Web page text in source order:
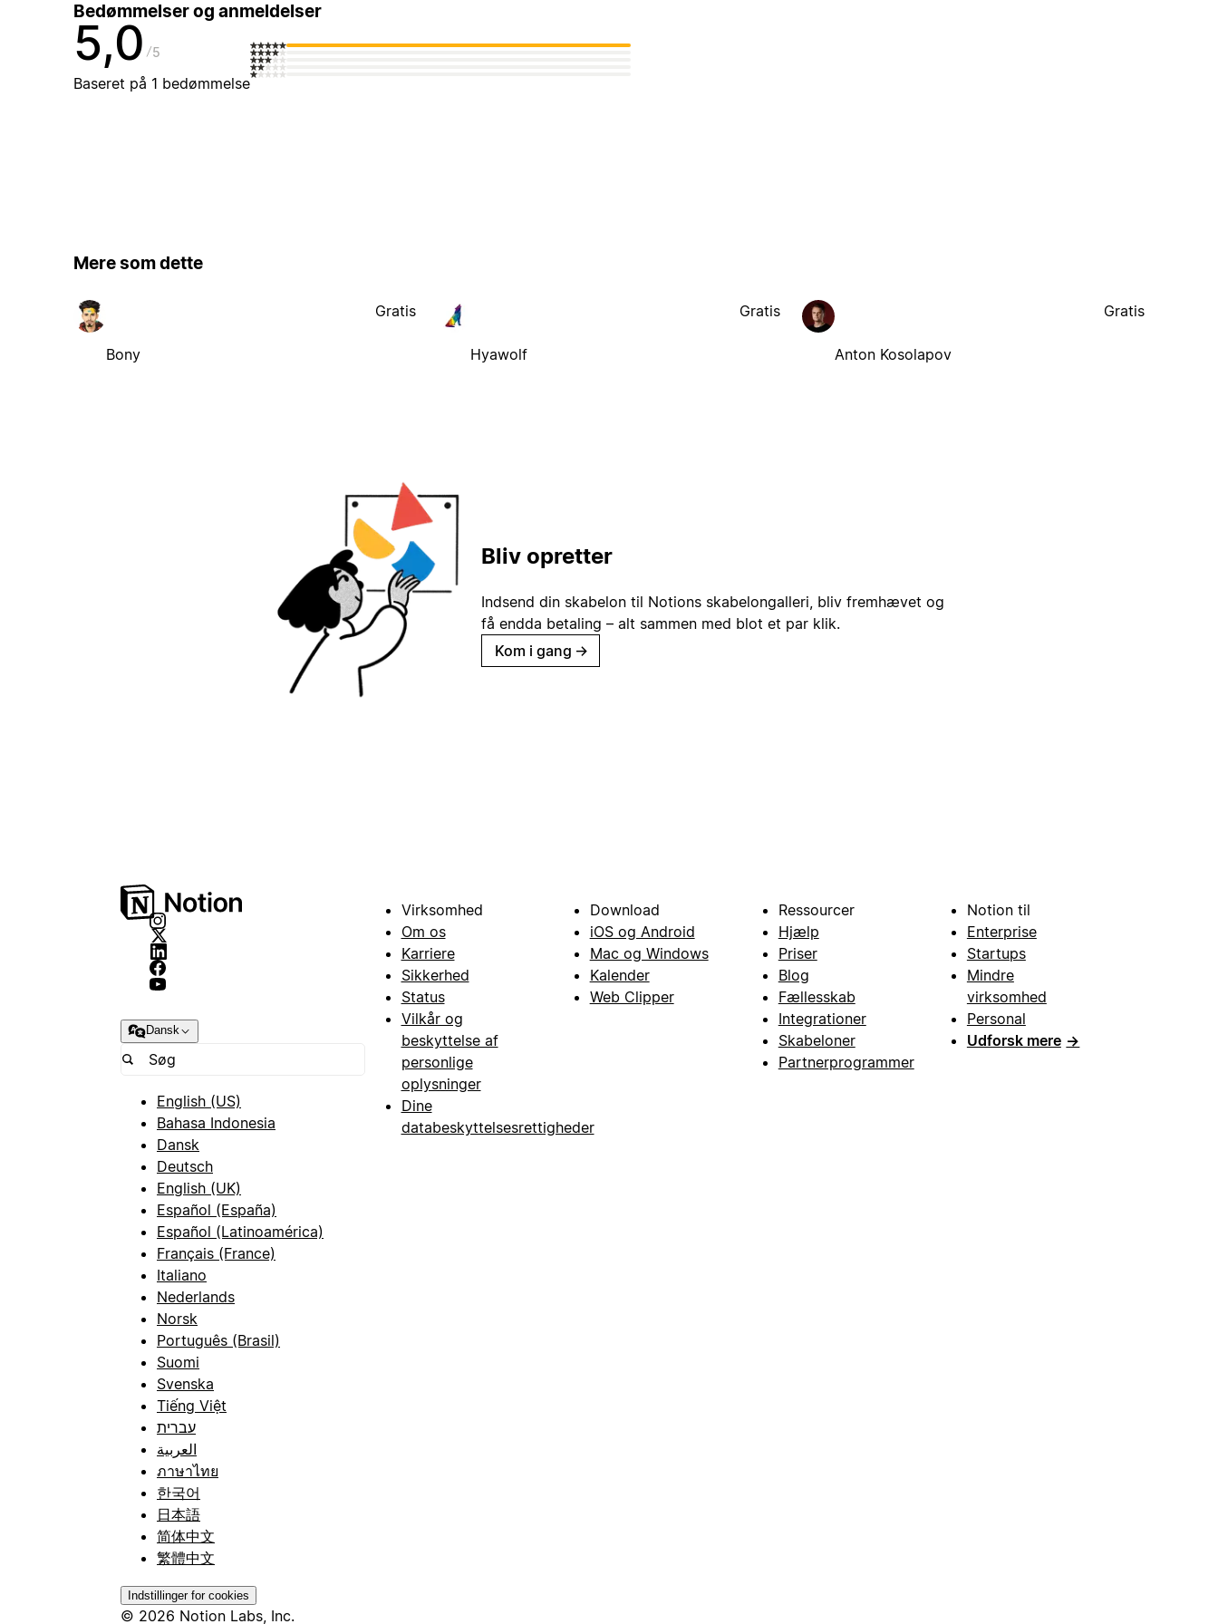
Bedømmelser og anmeldelser
5,0 5
Baseret på 1 bedømmelse
Mere som dette
Bony
Gratis
Hyawolf
Gratis
Anton Kosolapov
Gratis
Bliv opretter
Indsend din skabelon til Notions skabelongalleri, bliv fremhævet og
få endda betaling – alt sammen med blot et par klik.
Kom i gang →
Dansk
English (US)
Bahasa Indonesia
Dansk
Deutsch
English (UK)
Español (España)
Español (Latinoamérica)
Français (France)
Italiano
Nederlands
Norsk
Português (Brasil)
Suomi
Svenska
Tiếng Việt
עברית
العربية
ภาษาไทย
한국어
日本語
简体中文
繁體中文
Indstillinger for cookies
© 2026 Notion Labs, Inc.
Virksomhed
Om os
Karriere
Sikkerhed
Status
Vilkår og
beskyttelse af
personlige
oplysninger
Dine
databeskyttelsesrettigheder
Download
iOS og Android
Mac og Windows
Kalender
Web Clipper
Ressourcer
Hjælp
Priser
Blog
Fællesskab
Integrationer
Skabeloner
Partnerprogrammer
Notion til
Enterprise
Startups
Mindre
virksomhed
Personal
Udforsk mere →